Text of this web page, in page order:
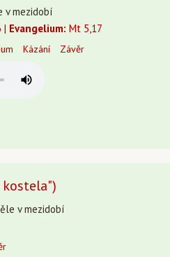
v mezidobí
| Evangelium: Mt 5,17
Kázání Závěr
kostela")
v mezidobí